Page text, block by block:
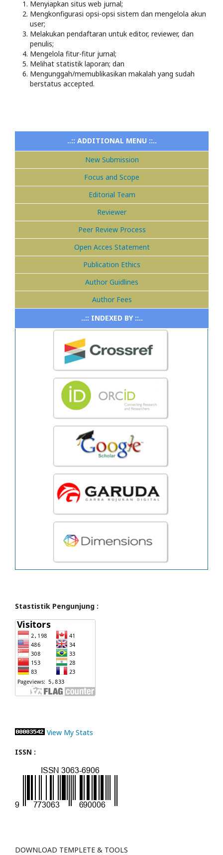
Menyiapkan situs web jurnal;
Mengkonfigurasi opsi-opsi sistem dan mengelola akun
user;
Melakukan pendaftaran untuk editor, reviewer, dan
penulis;
Mengelola fitur-fitur jurnal;
Melihat statistik laporan; dan
Mengunggah/memublikasikan makalah yang sudah
berstatus accepted.
..:: ADDITIONAL MENU ::..
New Submission
Focus and Scope
Editorial Team
Reviewer
Peer Review Process
Open Acces Statement
Publication Ethics
Author Guidlines
Author Fees
..:: INDEXED BY ::..
Stastistik Pengunjung :
View My Stats
ISSN :
DOWNLOAD TEMPLETE & TOOLS